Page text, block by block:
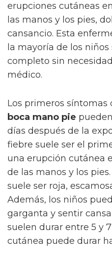
erupciones cutáneas
las manos y los pies,
cansancio. Esta
la mayoría de los
completo sin
médico.
Los primeros síntomas
boca mano pie
días después de la
fiebre suele ser el
una erupción cutánea
de las manos y los
suele ser roja,
Además, los niños
garganta y sentir
suelen durar entre 5 y
cutánea puede durar